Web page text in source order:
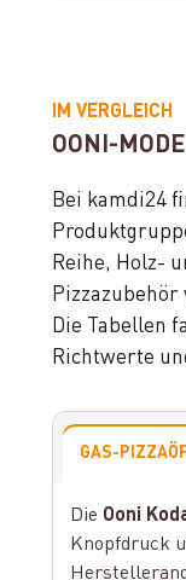
IM VERGLEICH
OONI-
Bei kamdi24
Reihe, Holz-
Die Tabellen
Richtwerte
GAS-
Die Ooni
Knopfdruck